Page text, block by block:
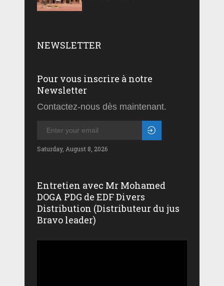
NEWSLETTER
Pour vous inscrire à notre
Newsletter
Contactez-nous dès maintenant.
Saturday, August 8, 2026
Entretien avec Mr Mohamed
DOGA PDG de EDF Divers
Distribution (Distributeur du jus
Bravo leader)